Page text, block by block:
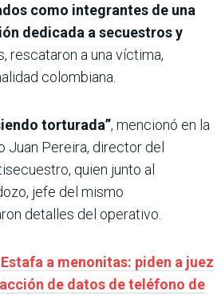
como integrantes de una
dedicada a secuestros y
rescataron a una víctima,
colombiana.
torturada”, mencionó en la
Juan Pereira, director del
quien junto al
jefe del mismo
detalles del operativo.
a menonitas: piden a juez
de datos de teléfono de